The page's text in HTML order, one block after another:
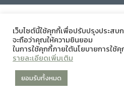
เว็บไซต์นี้ใช้คุกกี้เพื่อปรับปรุงประสบ
จะถือว่าคุณให้ความยินยอม
ในการใช้คุกกี้ภายใต้นโยบายการใช้คุ
รายละเอียดเพิ่มเติม
ยอมรับทั้งหมด